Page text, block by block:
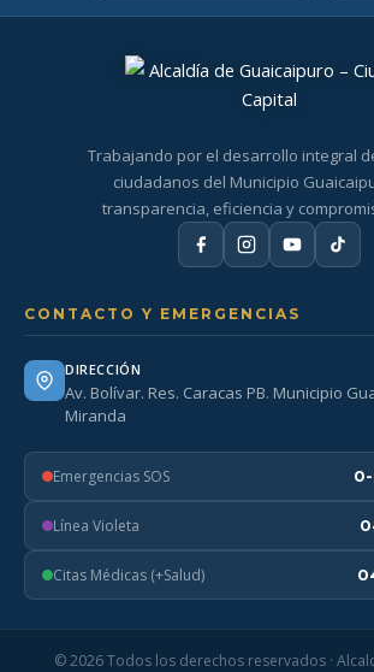
Trabajando por el desarrollo integral
ciudadanos del Municipio
transparencia, eficiencia y
CONTACTO Y EMERGENCIAS
DIRECCIÓN
Av. Bolívar. Res. Caracas PB. Municipio
Miranda
Emergencias SOS
Línea Violeta
Citas Médicas (+Salud)
© 2026 Todos los derechos reservados ·